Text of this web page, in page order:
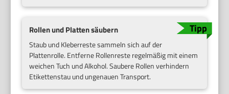
Rollen und Platten säubern
Staub und Kleberreste sammeln sich auf der
Plattenrolle. Entferne Rollenreste regelmäßig mit einem
weichen Tuch und Alkohol. Saubere Rollen verhindern
Etikettenstau und ungenauen Transport.